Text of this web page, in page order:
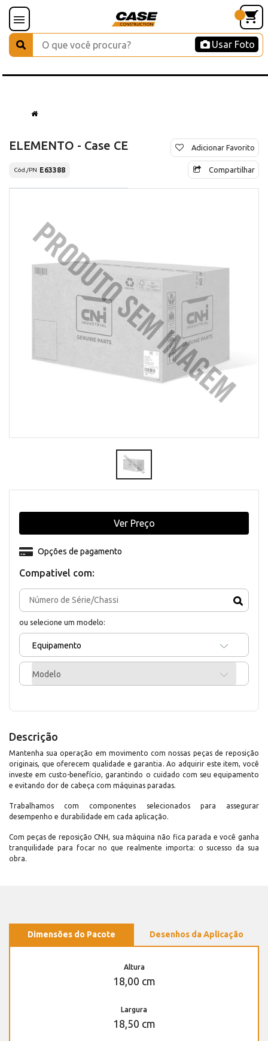
Usar Foto
ELEMENTO - Case CE
Cód./PN E63388
Adicionar Favorito
Compartilhar
Compativel com:
ou selecione um modelo:
Equipamento
Modelo
Opções de pagamento
Ver Preço
Descrição
Mantenha sua operação em movimento com nossas peças de reposição
originais, que oferecem qualidade e garantia. Ao adquirir este item, você
investe em custo-benefício, garantindo o cuidado com seu equipamento
e evitando dor de cabeça com máquinas paradas.
Trabalhamos com componentes selecionados para assegurar
desempenho e durabilidade em cada aplicação.
Com peças de reposição CNH, sua máquina não fica parada e você ganha
tranquilidade para focar no que realmente importa: o sucesso da sua
obra.
Dimensões do Pacote Desenhos da Aplicação
Altura
18,00 cm
Largura
18,50 cm